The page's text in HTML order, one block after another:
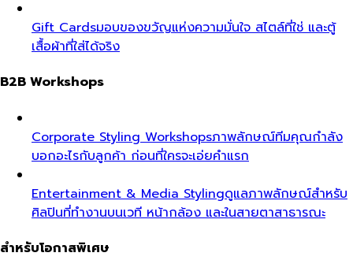
Gift Cardsมอบของขวัญแห่งความมั่นใจ สไตล์ที่ใช่ และตู้
เสื้อผ้าที่ใส่ได้จริง
B2B Workshops
Corporate Styling Workshopsภาพลักษณ์ทีมคุณกำลัง
บอกอะไรกับลูกค้า ก่อนที่ใครจะเอ่ยคำแรก
Entertainment & Media Stylingดูแลภาพลักษณ์สำหรับ
ศิลปินที่ทำงานบนเวที หน้ากล้อง และในสายตาสาธารณะ
สำหรับโอกาสพิเศษ